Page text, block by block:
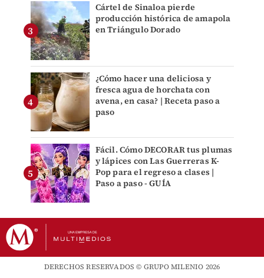
Cártel de Sinaloa pierde
producción histórica de amapola
en Triángulo Dorado
¿Cómo hacer una deliciosa y
fresca agua de horchata con
avena, en casa? | Receta paso a
paso
Fácil. Cómo DECORAR tus plumas
y lápices con Las Guerreras K-
Pop para el regreso a clases |
Paso a paso - GUÍA
DERECHOS RESERVADOS © GRUPO MILENIO 2026